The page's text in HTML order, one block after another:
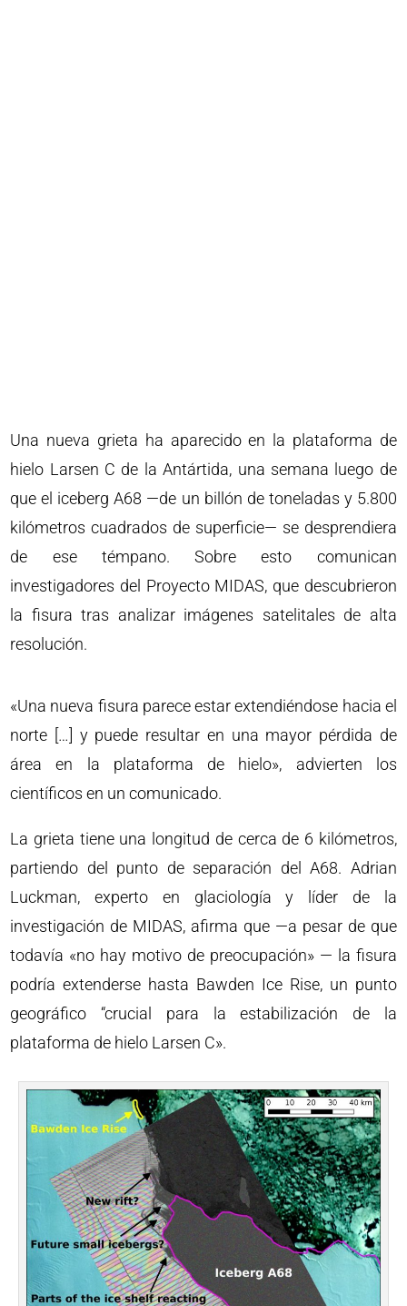
Una nueva grieta ha aparecido en la plataforma de
hielo Larsen C de la Antártida, una semana luego de
que el iceberg A68 —de un billón de toneladas y 5.800
kilómetros cuadrados de superficie— se desprendiera
de ese témpano. Sobre esto comunican
investigadores del Proyecto MIDAS, que descubrieron
la fisura tras analizar imágenes satelitales de alta
resolución.
«Una nueva fisura parece estar extendiéndose hacia el
norte […] y puede resultar en una mayor pérdida de
área en la plataforma de hielo», advierten los
científicos en un comunicado.
La grieta tiene una longitud de cerca de 6 kilómetros,
partiendo del punto de separación del A68. Adrian
Luckman, experto en glaciología y líder de la
investigación de MIDAS, afirma que —a pesar de que
todavía «no hay motivo de preocupación» — la fisura
podría extenderse hasta Bawden Ice Rise, un punto
geográfico “crucial para la estabilización de la
plataforma de hielo Larsen C».